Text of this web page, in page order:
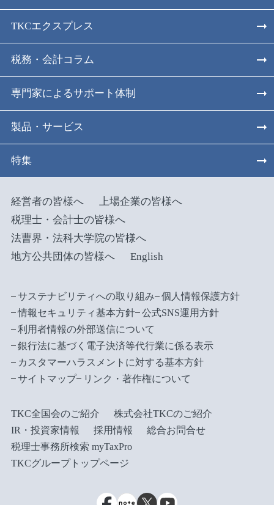
TKCエクスプレス
税務・会計コラム
専門家によるサポート体制
製品・サービス
特集
経営者の皆様へ
上場企業の皆様へ
税理士・会計士の皆様へ
法曹界・法科大学院の皆様へ
地方公共団体の皆様へ
English
サステナビリティへの取り組み
個人情報保護方針
情報セキュリティ基本方針
公式SNS運用方針
利用者情報の外部送信について
銀行法に基づく電子決済等代行業に係る表示
カスタマーハラスメントに対する基本方針
サイトマップ
リンク・著作権について
TKC全国会のご紹介
株式会社TKCのご紹介
IR・投資家情報
採用情報
総合お問合せ
税理士事務所検索 myTaxPro
TKCグループトップページ